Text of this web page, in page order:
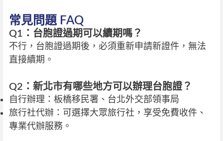
常見問題 FAQ
Q1：台胞證過期可以續期嗎？
不行，台胞證過期後，必須重新申請新證件，無法
直接續期。
Q2：新北市有哪些地方可以辦理台胞證？
自行辦理：板橋移民署、台北外交部領事局
旅行社代辦：可選擇大眾旅行社，享受免費收件、
專業代辦服務。